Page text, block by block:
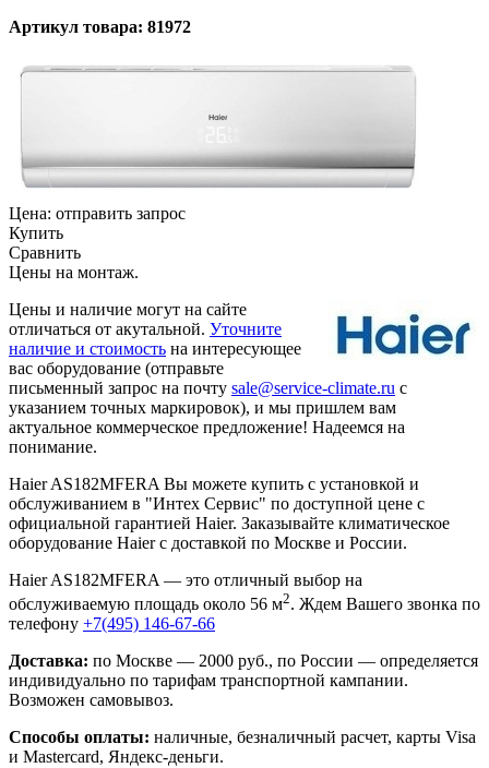
Артикул товара: 81972
Цена: отправить запрос
Купить
Сравнить
Цены на монтаж.
Цены и наличие могут на сайте
отличаться от акутальной. Уточните
наличие и стоимость на интересующее
вас оборудование (отправьте
письменный запрос на почту sale@service-climate.ru с
указанием точных маркировок), и мы пришлем вам
актуальное коммерческое предложение! Надеемся на
понимание.
Haier AS182MFERA Вы можете купить с установкой и
обслуживанием в "Интех Сервис" по доступной цене с
официальной гарантией Haier. Заказывайте климатическое
оборудование Haier с доставкой по Москве и России.
Haier AS182MFERA — это отличный выбор на
обслуживаемую площадь около 56 м2. Ждем Вашего звонка по
телефону +7(495) 146-67-66
Доставка: по Москве — 2000 руб., по России — определяется
индивидуально по тарифам транспортной кампании.
Возможен самовывоз.
Способы оплаты: наличные, безналичный расчет, карты Visa
и Mastercard, Яндекс-деньги.